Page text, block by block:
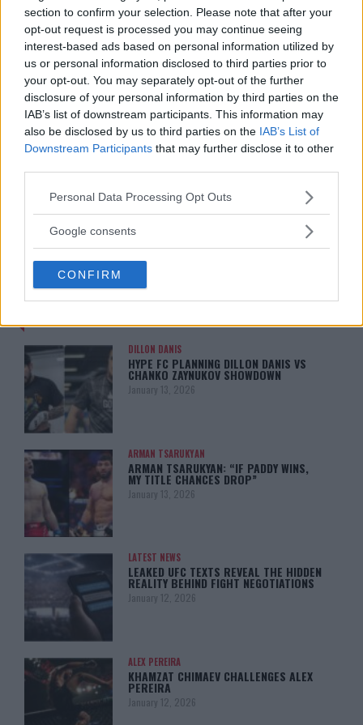
section to confirm your selection. Please note that after your
opt-out request is processed you may continue seeing
interest-based ads based on personal information utilized by
us or personal information disclosed to third parties prior to
your opt-out. You may separately opt-out of the further
disclosure of your personal information by third parties on the
IAB’s list of downstream participants. This information may
also be disclosed by us to third parties on the IAB’s List of
Downstream Participants that may further disclose it to other
Please note that this website/app uses one or more Google
not limited to your visit or usage behaviour. You may click to
use your data for below specified purposes in below Google
consent section.
Personal Data Processing Opt Outs
Google consents
CONFIRM
ADDRESSES DANA WHITE’S
REMARKS: “NOT SURPRISED”
Jake Harrison-Jan 22, 2025
CAN HE BE THE NEXT
CONTENDER?”
Jake Harrison-Jan 23, 2025
You must belogged into post a comment.
LATEST ARTICLES
DILLON DANIS
HYPE FC PLANNING DILLON DANIS VS
CHANKO ZAYNUKOV SHOWDOWN
January 13, 2026
ARMAN TSARUKYAN
ARMAN TSARUKYAN: “IF PADDY WINS,
MY TITLE CHANCES DROP”
January 13, 2026
LATEST NEWS
LEAKED UFC TEXTS REVEAL THE HIDDEN
REALITY BEHIND FIGHT NEGOTIATIONS
January 12, 2026
ALEX PEREIRA
KHAMZAT CHIMAEV CHALLENGES ALEX
PEREIRA
January 12, 2026